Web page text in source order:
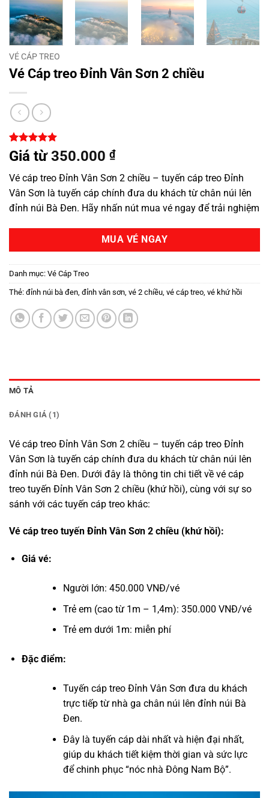
VÉ CÁP TREO
Vé Cáp treo Đỉnh Vân Sơn 2 chiều
5trên 5
dựa trên
1
Giá từ350.000 ₫
Vé cáp treo Đỉnh Vân Sơn 2 chiều – tuyến cáp treo Đỉnh
Vân Sơn là tuyến cáp chính đưa du khách từ chân núi lên
đỉnh núi Bà Đen. Hãy nhấn nút mua vé ngay để trải nghiệm
MUA VÉ NGAY
Danh mục: Vé Cáp Treo
Thẻ: đỉnh núi bà đen đỉnh vân sơn vé 2 chiều vé cáp treo vé khứ hồi
MÔ TẢ
ĐÁNH GIÁ (1)
Vé cáp treo Đỉnh Vân Sơn 2 chiều – tuyến cáp treo Đỉnh
Vân Sơn là tuyến cáp chính đưa du khách từ chân núi lên
đỉnh núi Bà Đen. Dưới đây là thông tin chi tiết về vé cáp
treo tuyến Đỉnh Vân Sơn 2 chiều (khứ hồi), cùng với sự so
sánh với các tuyến cáp treo khác:
Vé cáp treo tuyến Đỉnh Vân Sơn 2 chiều (khứ hồi):
Giá vé:
Người lớn: 450.000 VNĐ/vé
Trẻ em (cao từ 1m – 1,4m): 350.000 VNĐ/vé
Trẻ em dưới 1m: miễn phí
Đặc điểm:
Tuyến cáp treo Đỉnh Vân Sơn đưa du khách
trực tiếp từ nhà ga chân núi lên đỉnh núi Bà
Đen.
Đây là tuyến cáp dài nhất và hiện đại nhất,
giúp du khách tiết kiệm thời gian và sức lực
để chinh phục “nóc nhà Đông Nam Bộ”.